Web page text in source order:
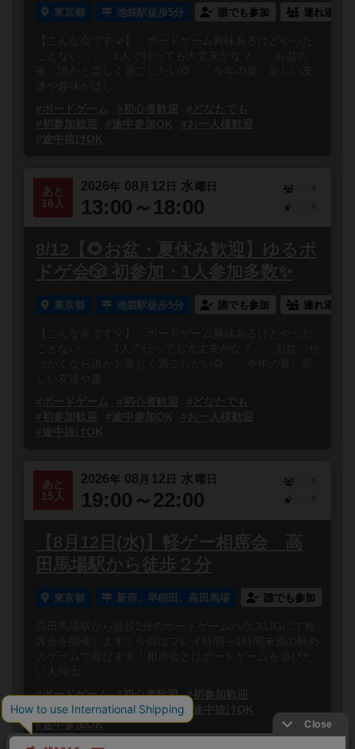
東京都 池袋駅徒歩5分 誰でも参加 連れ添い
【こんな会です💡】「ボードゲーム興味あるけどやった
ことない…」「1人で行っても大丈夫かな？」「お盆の
夜、誰かと楽しく過ごしたい🌻」「今年の夏、新しい友
達や趣味がほし...
#ボードゲーム
#初心者歓迎
#どなたでも
#初参加歓迎
#途中参加OK
#お一人様歓迎
#途中抜けOK
あと
16人
2026年 08 月 12 日 水 曜日
13:00～18:00
4
8/12【🌻お盆・夏休み歓迎】ゆるボ
ドゲ会🎲 初参加・1人参加多数✨
東京都 池袋駅徒歩5分 誰でも参加 連れ添い
【こんな会です💡】「ボードゲーム興味あるけどやった
ことない…」「1人で行っても大丈夫かな？」「お盆、せ
っかくなら誰かと楽しく過ごしたい🌻」「今年の夏、新
しい友達や趣...
#ボードゲーム
#初心者歓迎
#どなたでも
#初参加歓迎
#途中参加OK
#お一人様歓迎
#途中抜けOK
あと
15人
2026年 08 月 12 日 水 曜日
19:00～22:00
1
【8月12日(水)】軽ゲー相席会 高
田馬場駅から徒歩２分
東京都 新宿、早稲田、高田馬場 誰でも参加
高田馬場駅から徒歩2分のボードゲームハウスLIGにて相
席会を開催します！今回はプレイ時間～1時間未満の軽め
のゲームで遊びます！相席会とはボードゲームを遊びた
い人同士...
#ボードゲーム
#初心者歓迎
#初参加歓迎
#どなたでも
#お一人様歓迎
#途中抜けOK
#途中参加OK
閉じる